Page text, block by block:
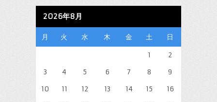
2026年8月
月 火 水 木 金 土 日
1
2
3
4 5 6 7 8
9
10
11 12 13 14 15
16